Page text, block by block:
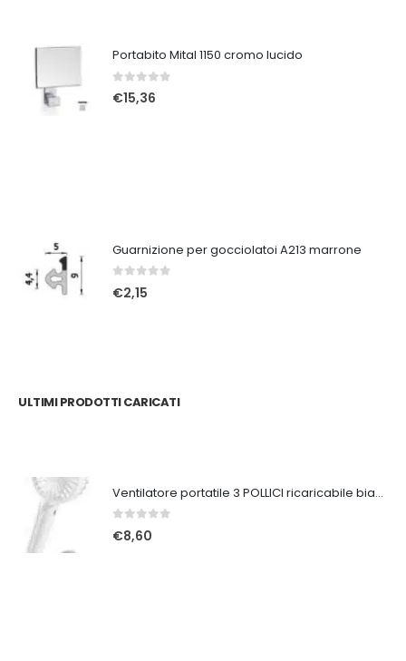
Portabito Mital 1150 cromo lucido
Su 5
€15,36
Guarnizione per gocciolatoi A213 marrone
Su 5
€2,15
ULTIMI PRODOTTI CARICATI
Ventilatore portatile 3 POLLICI ricaricabile bianco
Su 5
€8,60